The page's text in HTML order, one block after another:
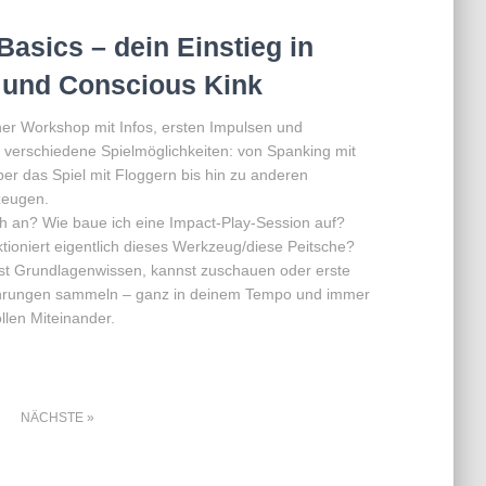
– dein Einstieg in
Conscious Kink
Workshop mit Infos, ersten Impulsen und
verschiedene Spielmöglichkeiten: von Spanking mit
das Spiel mit Floggern bis hin zu anderen
an? Wie baue ich eine Impact-Play-Session auf?
eigentlich dieses Werkzeug/diese Peitsche?
Grundlagenwissen, kannst zuschauen oder erste
sammeln – ganz in deinem Tempo und immer
Miteinander.
NÄCHSTE